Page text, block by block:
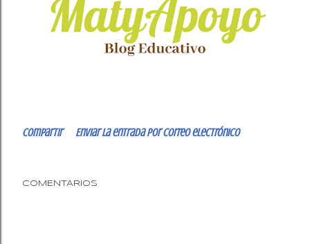
Compartir Enviar la entrada por correo electrónico
COMENTARIOS